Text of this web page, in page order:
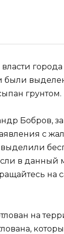
были
грунтом.
Бобров,
с
в данный
на
на